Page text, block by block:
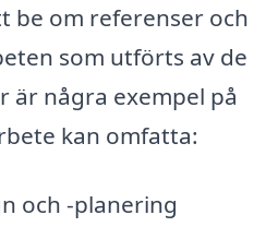
be om referenser och
som utförts av de
är några exempel på
kan omfatta:
och -planering